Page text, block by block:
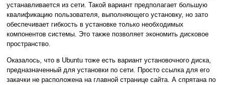
устанавливается из сети. Такой вариант предполагает большую
квалификацию пользователя, выполняющего установку, но зато
обеспечивает гибкость в установке только необходимых
компонентов системы. Это также позволяет экономить дисковое
пространство.
Оказалось, что в Ubuntu тоже есть вариант установочного диска,
предназначенный для установки по сети. Просто ссылка для его
закачки не расположена на главной странице сайта. А спрятана по